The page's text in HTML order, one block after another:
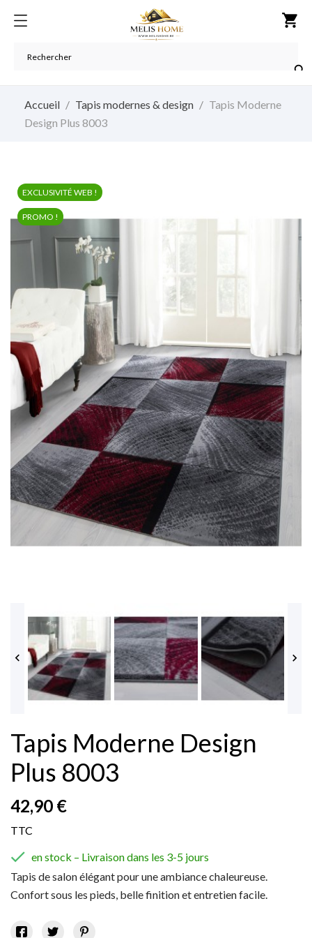
shopping_cart

Accueil Tapis modernes & design
Tapis Moderne
Design Plus 8003
EXCLUSIVITÉ WEB !
PROMO !
 
Tapis Moderne Design
Plus 8003
42,90 €
TTC
 en stock – Livraison dans les 3-5 jours
Tapis de salon élégant pour une ambiance chaleureuse.
Confort sous les pieds, belle finition et entretien facile.